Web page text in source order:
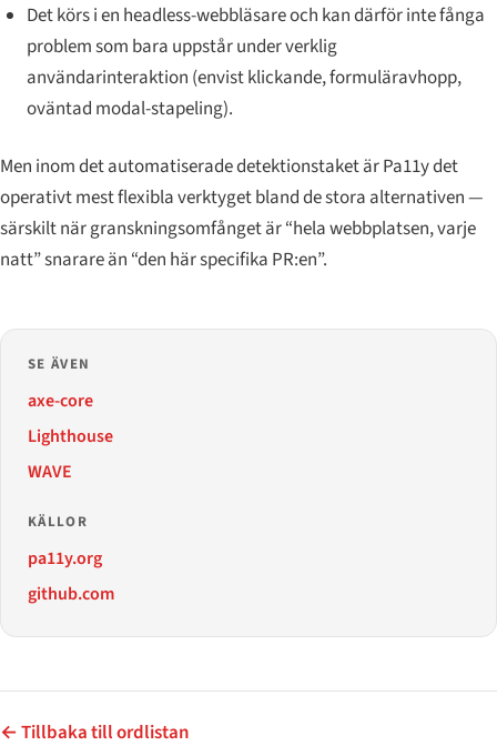
Det körs i en headless-webbläsare och kan därför inte fånga
problem som bara uppstår under verklig
användarinteraktion (envist klickande, formuläravhopp,
oväntad modal-stapeling).
Men inom det automatiserade detektionstaket är Pa11y det
operativt mest flexibla verktyget bland de stora alternativen —
särskilt när granskningsomfånget är “hela webbplatsen, varje
natt” snarare än “den här specifika PR:en”.
SE ÄVEN
axe-core
Lighthouse
WAVE
KÄLLOR
pa11y.org
github.com
← Tillbaka till ordlistan